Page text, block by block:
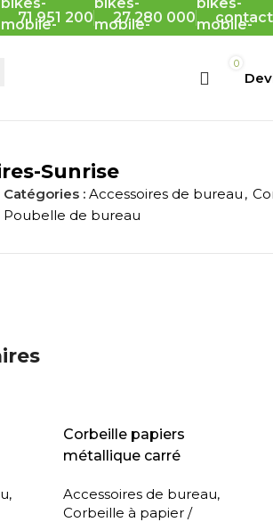
71 951 200 27 280 000
0
Sunrise
Catégories : Accessoires de bureau ,
Poubelle de bureau
,
Corbeille papiers
métallique carré
Accessoires de bureau,
Corbeille à papier /